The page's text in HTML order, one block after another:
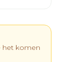
het komen